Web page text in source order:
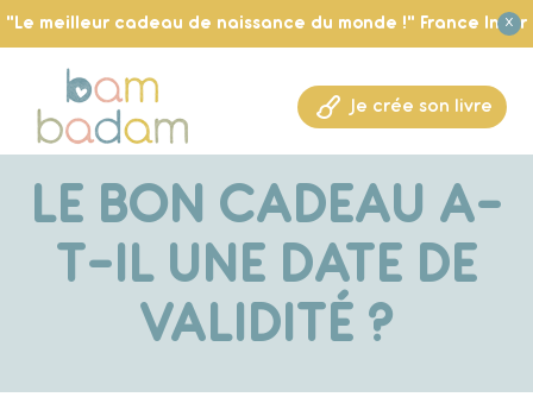
Je crée son livre
LE BON CADEAU A-
T-IL UNE DATE DE
VALIDITÉ ?
"Le meilleur cadeau de naissance du monde !" France Inter
X